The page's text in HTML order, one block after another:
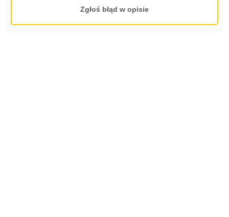
Zgłoś błąd w opisie